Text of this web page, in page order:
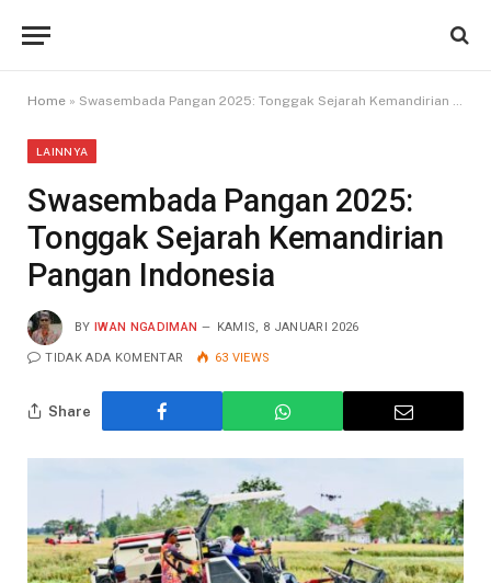
Home » Swasembada Pangan 2025: Tonggak Sejarah Kemandirian Pangan Indonesia
LAINNYA
Swasembada Pangan 2025:
Tonggak Sejarah Kemandirian
Pangan Indonesia
BY IWAN NGADIMAN KAMIS, 8 JANUARI 2026
TIDAK ADA KOMENTAR 63 VIEWS
Share